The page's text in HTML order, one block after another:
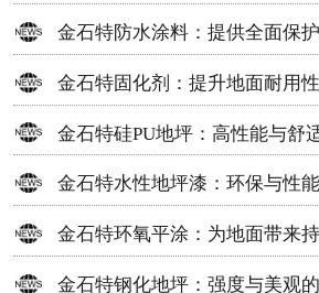
方案
金石特防水涂料：提供全面保
金石特固化剂：提升地面耐用
金石特硅PU地坪：高性能与舒
金石特水性地坪漆：环保与性
金石特环氧平涂：为地面带来
金石特钢化地坪：强度与美观